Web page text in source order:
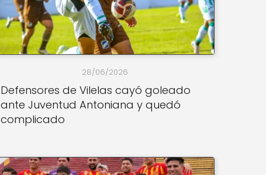
28/06/2026
Defensores de Vilelas cayó goleado
ante Juventud Antoniana y quedó
complicado